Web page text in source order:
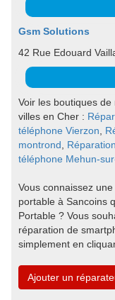
Gsm Solutions
42 Rue Edouard
Voir les boutiques
villes en Cher :
téléphone Vierzon
montrond
téléphone Mehun-
Vous connaissez
portable à Sancoins
Portable ? Vous
réparation de
simplement en
Ajouter un